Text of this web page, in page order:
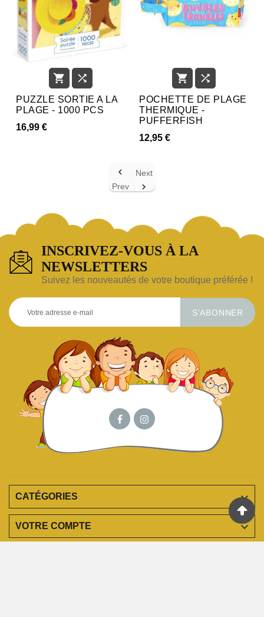
 
PUZZLE SORTIE A LA
PLAGE - 1000 PCS
16,99 €
 
POCHETTE DE PLAGE
THERMIQUE -
PUFFERFISH
12,95 €

Prev
Next

INSCRIVEZ-VOUS À LA
NEWSLETTERS
Suivez les nouveautés de votre boutique préférée !
S’ABONNER
CATÉGORIES 
VOTRE COMPTE 